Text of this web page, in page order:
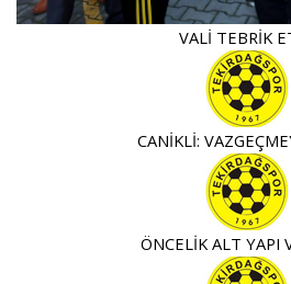
VALİ TEBRİK
CANİKLİ:
ÖNCELİK ALT YAPI